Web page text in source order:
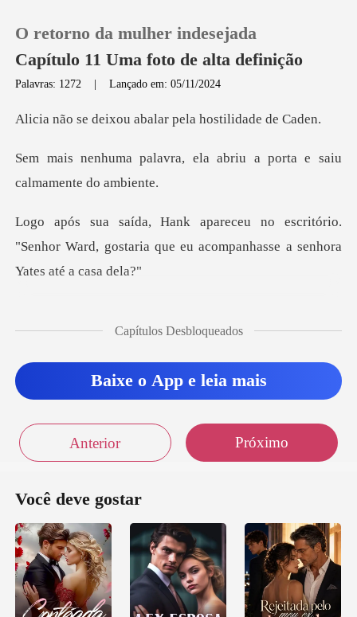
Loja
O retorno da mulher indesejada
Capítulo 11 Uma foto de alta definição
Palavras: 1272 |Lançado em: 05/11/2024
ou abalar pela hos
ela abriu a porta e saiu
itório.
"Senhor Ward, gostaria que eu acom
c
Capítulos Desbloqueados
Baixe o App e leia mais
Anterior Próximo
Você deve gostar